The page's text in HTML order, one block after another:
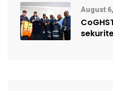
August